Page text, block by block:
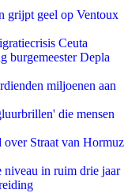
grijpt geel op Ventoux
Ceuta
burgemeester Depla
miljoenen aan
die mensen
over Straat van Hormuz
niveau in ruim drie jaar